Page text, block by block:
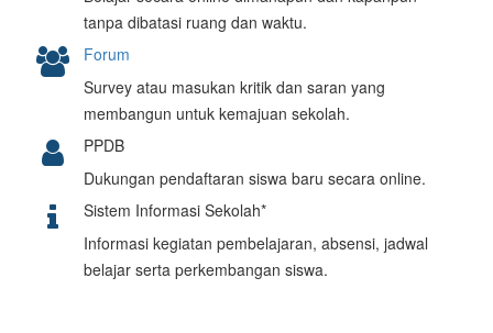
tanpa dibatasi ruang dan waktu.
Forum
Survey atau masukan kritik dan saran yang
membangun untuk kemajuan sekolah.
PPDB
Dukungan pendaftaran siswa baru secara online.
Sistem Informasi Sekolah*
Informasi kegiatan pembelajaran, absensi, jadwal
belajar serta perkembangan siswa.